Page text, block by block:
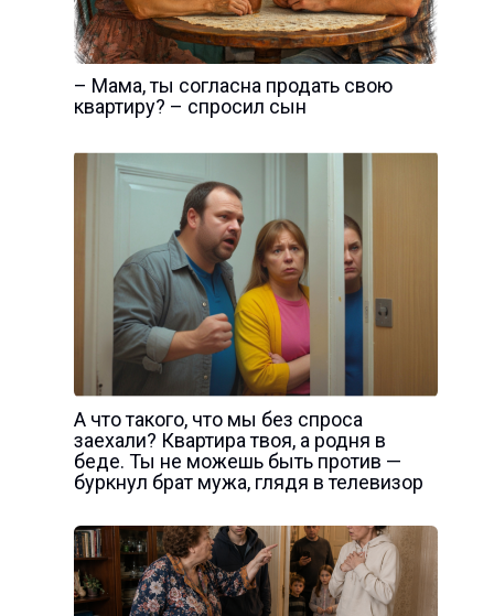
– Мама, ты согласна продать свою
квартиру? – спросил сын
А что такого, что мы без спроса
заехали? Квартира твоя, а родня в
беде. Ты не можешь быть против —
буркнул брат мужа, глядя в телевизор